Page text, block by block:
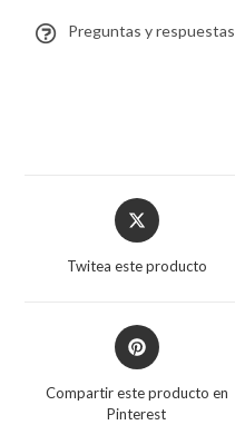
Preguntas y respuestas
Twitea este producto
Compartir este producto en
Pinterest